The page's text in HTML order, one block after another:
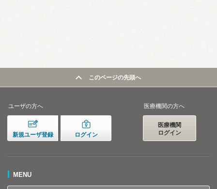
このページの先頭へ
ユーザの方へ
新規ユーザ登録 ログイン
医療機関の方へ
医療機関
ログイン
MENU